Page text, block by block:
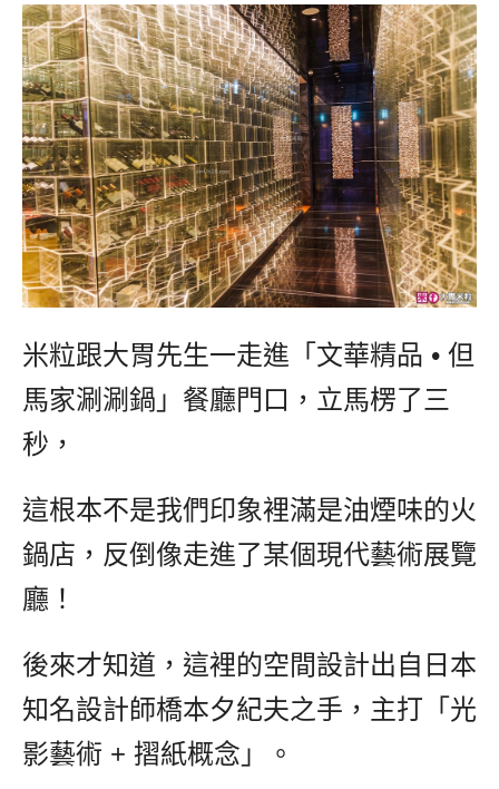
米粒跟大胃先生一走進「文華精品 • 但
馬家涮涮鍋」餐廳門口，立馬楞了三
秒，
這根本不是我們印象裡滿是油煙味的火
鍋店，反倒像走進了某個現代藝術展覽
廳！
後來才知道，這裡的空間設計出自日本
知名設計師橋本夕紀夫之手，主打「光
影藝術 + 摺紙概念」。